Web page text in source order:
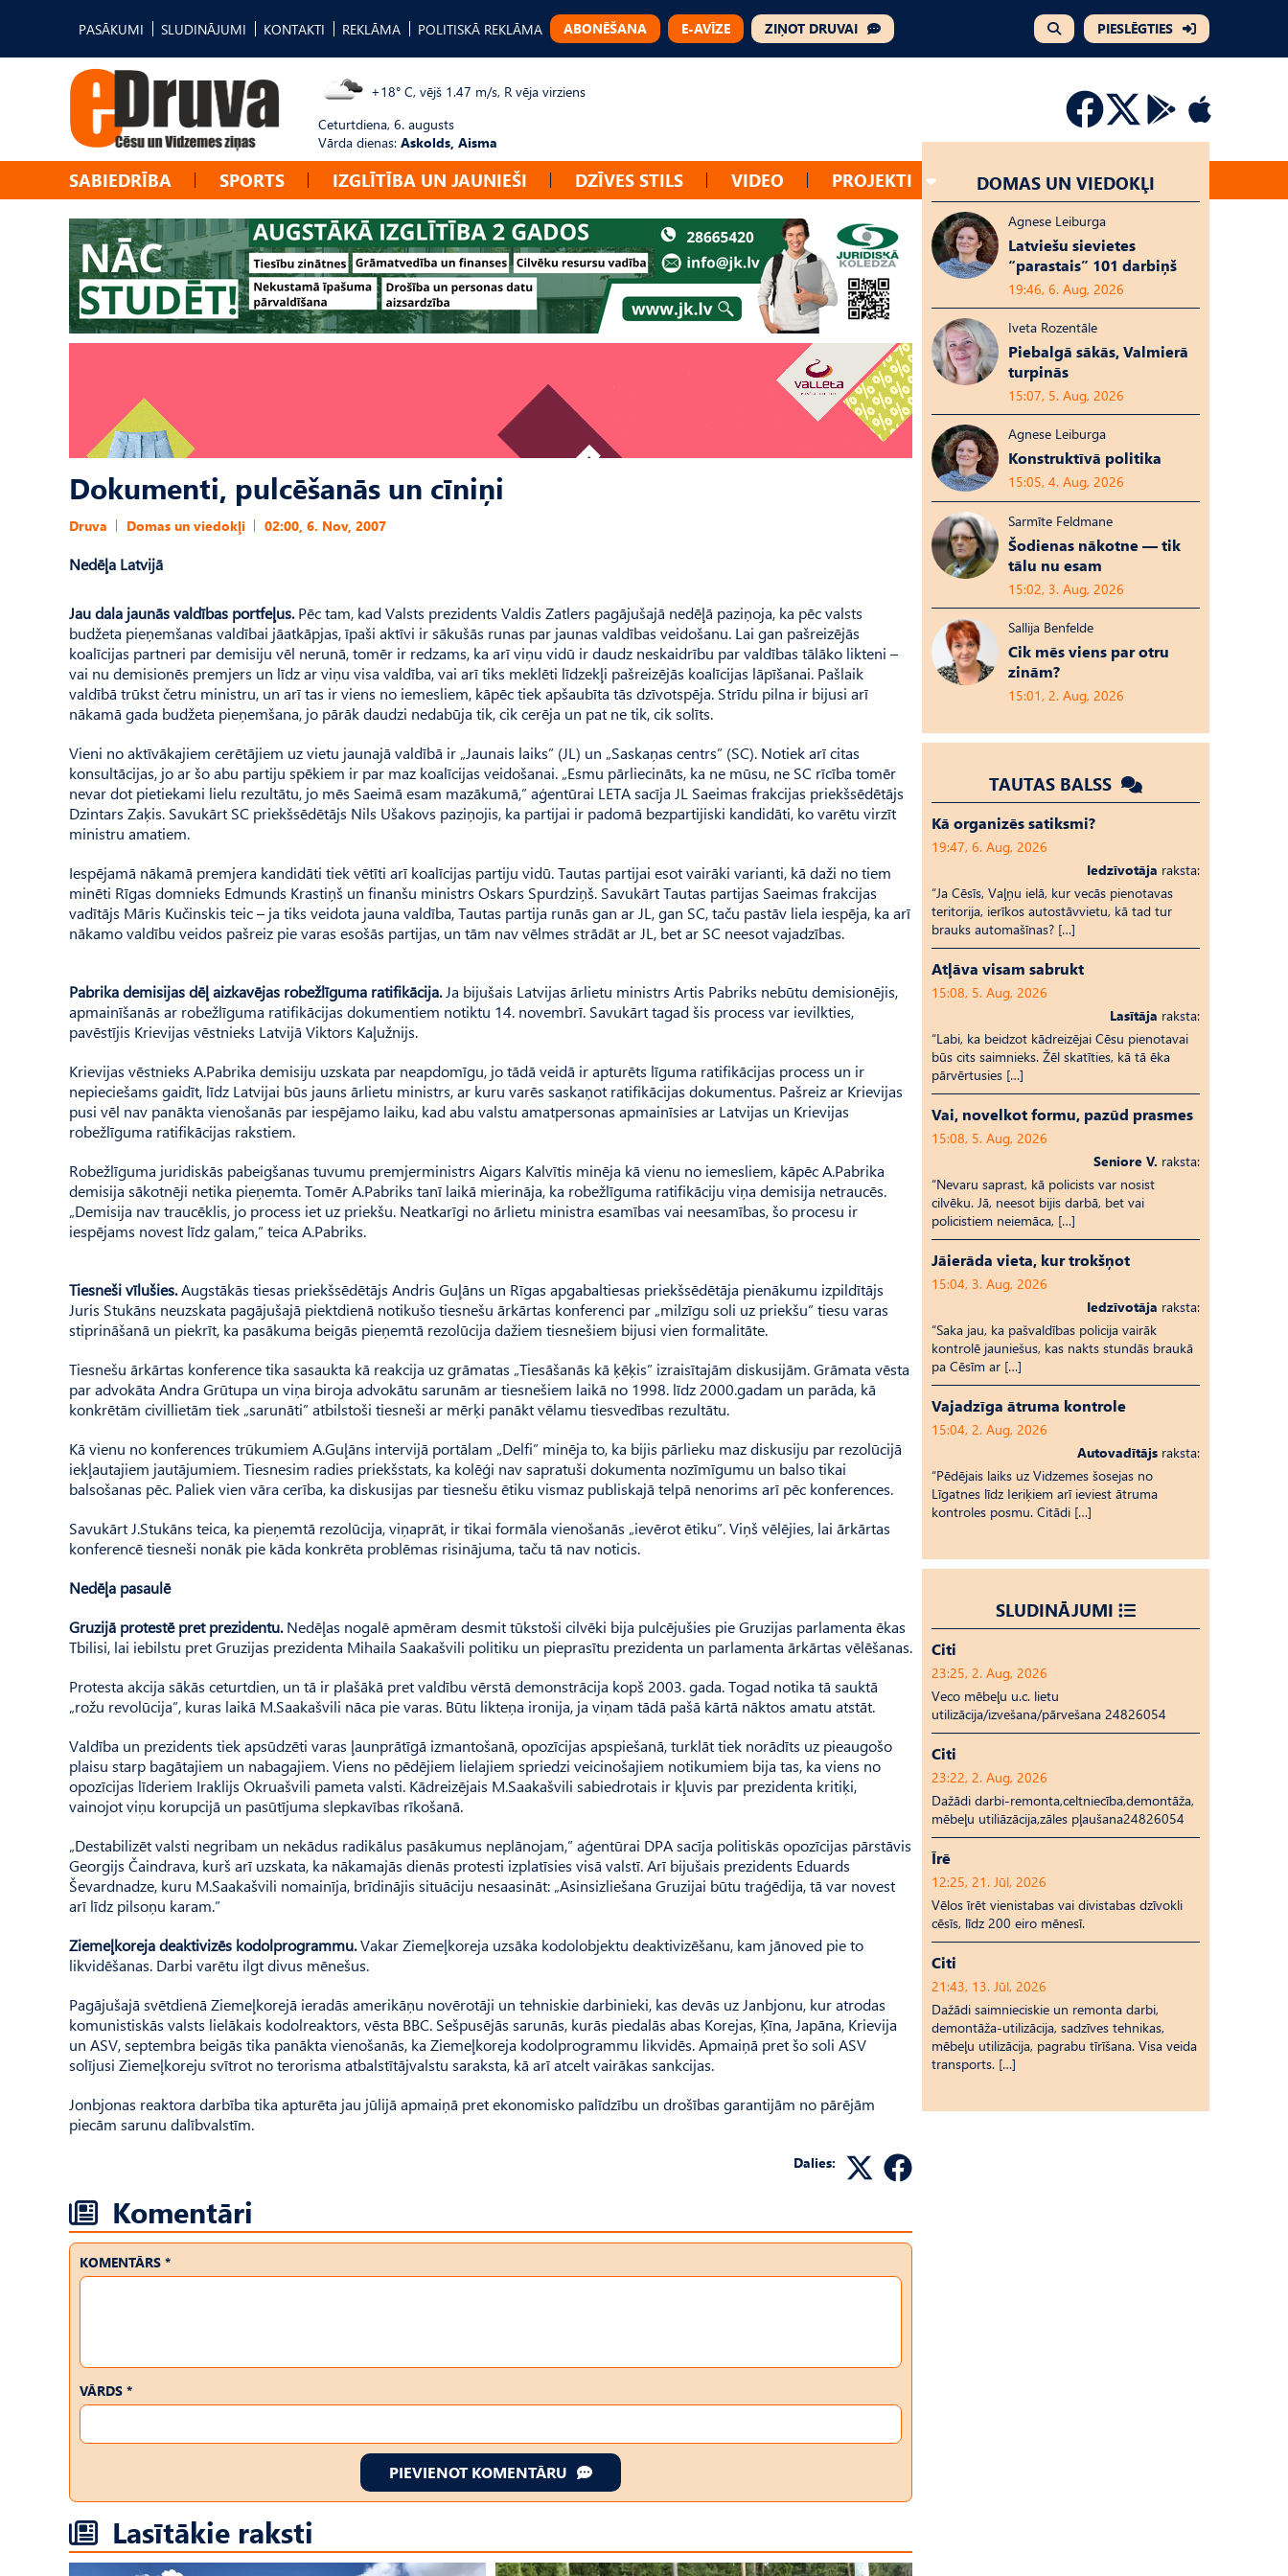
PASĀKUMI SLUDINĀJUMI KONTAKTI REKLĀMA POLITISKĀ REKLĀMA ABONĒŠANA E-AVĪZE ZIŅOT DRUVAI PIESLĒGTIES
+18° C, vējš 1.47 m/s, R vēja virziens
Ceturtdiena, 6. augusts
Vārda dienas: Askolds, Aisma
SABIEDRĪBA SPORTS IZGLĪTĪBA UN JAUNIEŠI DZĪVES STILS VIDEO PROJEKTI
Dokumenti, pulcēšanās un cīniņi
Druva Domas un viedokļi 02:00, 6. Nov, 2007
Nedēļa Latvijā
Jau dala jaunās valdības portfeļus.Pēc tam, kad Valsts prezidents Valdis Zatlers pagājušajā nedēļā paziņoja, ka pēc valsts
budžeta pieņemšanas valdībai jāatkāpjas, īpaši aktīvi ir sākušās runas par jaunas valdības veidošanu. Lai gan pašreizējās
koalīcijas partneri par demisiju vēl nerunā, tomēr ir redzams, ka arī viņu vidū ir daudz neskaidrību par valdības tālāko likteni –
vai nu demisionēs premjers un līdz ar viņu visa valdība, vai arī tiks meklēti līdzekļi pašreizējās koalīcijas lāpīšanai. Pašlaik
valdībā trūkst četru ministru, un arī tas ir viens no iemesliem, kāpēc tiek apšaubīta tās dzīvotspēja. Strīdu pilna ir bijusi arī
nākamā gada budžeta pieņemšana, jo pārāk daudzi nedabūja tik, cik cerēja un pat ne tik, cik solīts.
Vieni no aktīvākajiem cerētājiem uz vietu jaunajā valdībā ir „Jaunais laiks” (JL) un „Saskaņas centrs” (SC). Notiek arī citas
konsultācijas, jo ar šo abu partiju spēkiem ir par maz koalīcijas veidošanai. „Esmu pārliecināts, ka ne mūsu, ne SC rīcība tomēr
nevar dot pietiekami lielu rezultātu, jo mēs Saeimā esam mazākumā,” aģentūrai LETA sacīja JL Saeimas frakcijas priekšsēdētājs
Dzintars Zaķis. Savukārt SC priekšsēdētājs Nils Ušakovs paziņojis, ka partijai ir padomā bezpartijiski kandidāti, ko varētu virzīt
ministru amatiem.
Iespējamā nākamā premjera kandidāti tiek vētīti arī koalīcijas partiju vidū. Tautas partijai esot vairāki varianti, kā daži no tiem
minēti Rīgas domnieks Edmunds Krastiņš un finanšu ministrs Oskars Spurdziņš. Savukārt Tautas partijas Saeimas frakcijas
vadītājs Māris Kučinskis teic – ja tiks veidota jauna valdība, Tautas partija runās gan ar JL, gan SC, taču pastāv liela iespēja, ka arī
nākamo valdību veidos pašreiz pie varas esošās partijas, un tām nav vēlmes strādāt ar JL, bet ar SC neesot vajadzības.
Pabrika demisijas dēļ aizkavējas robežlīguma ratifikācija. Ja bijušais Latvijas ārlietu ministrs Artis Pabriks nebūtu demisionējis,
apmainīšanās ar robežlīguma ratifikācijas dokumentiem notiktu 14. novembrī. Savukārt tagad šis process var ievilkties,
pavēstījis Krievijas vēstnieks Latvijā Viktors Kaļužnijs.
Krievijas vēstnieks A.Pabrika demisiju uzskata par neapdomīgu, jo tādā veidā ir apturēts līguma ratifikācijas process un ir
nepieciešams gaidīt, līdz Latvijai būs jauns ārlietu ministrs, ar kuru varēs saskaņot ratifikācijas dokumentus. Pašreiz ar Krievijas
pusi vēl nav panākta vienošanās par iespējamo laiku, kad abu valstu amatpersonas apmainīsies ar Latvijas un Krievijas
robežlīguma ratifikācijas rakstiem.
Robežlīguma juridiskās pabeigšanas tuvumu premjerministrs Aigars Kalvītis minēja kā vienu no iemesliem, kāpēc A.Pabrika
demisija sākotnēji netika pieņemta. Tomēr A.Pabriks tanī laikā mierināja, ka robežlīguma ratifikāciju viņa demisija netraucēs.
„Demisija nav traucēklis, jo process iet uz priekšu. Neatkarīgi no ārlietu ministra esamības vai neesamības, šo procesu ir
iespējams novest līdz galam,” teica A.Pabriks.
Tiesneši vīlušies.Augstākās tiesas priekšsēdētājs Andris Guļāns un Rīgas apgabaltiesas priekšsēdētāja pienākumu izpildītājs
Juris Stukāns neuzskata pagājušajā piektdienā notikušo tiesnešu ārkārtas konferenci par „milzīgu soli uz priekšu” tiesu varas
stiprināšanā un piekrīt, ka pasākuma beigās pieņemtā rezolūcija dažiem tiesnešiem bijusi vien formalitāte.
Tiesnešu ārkārtas konference tika sasaukta kā reakcija uz grāmatas „Tiesāšanās kā ķēķis” izraisītajām diskusijām. Grāmata vēsta
par advokāta Andra Grūtupa un viņa biroja advokātu sarunām ar tiesnešiem laikā no 1998. līdz 2000.gadam un parāda, kā
konkrētām civillietām tiek „sarunāti” atbilstoši tiesneši ar mērķi panākt vēlamu tiesvedības rezultātu.
Kā vienu no konferences trūkumiem A.Guļāns intervijā portālam „Delfi” minēja to, ka bijis pārlieku maz diskusiju par rezolūcijā
iekļautajiem jautājumiem. Tiesnesim radies priekšstats, ka kolēģi nav sapratuši dokumenta nozīmīgumu un balso tikai
balsošanas pēc. Paliek vien vāra cerība, ka diskusijas par tiesnešu ētiku vismaz publiskajā telpā nenorims arī pēc konferences.
Savukārt J.Stukāns teica, ka pieņemtā rezolūcija, viņaprāt, ir tikai formāla vienošanās „ievērot ētiku”. Viņš vēlējies, lai ārkārtas
konferencē tiesneši nonāk pie kāda konkrēta problēmas risinājuma, taču tā nav noticis.
Nedēļa pasaulē
Gruzijā protestē pret prezidentu.Nedēļas nogalē apmēram desmit tūkstoši cilvēki bija pulcējušies pie Gruzijas parlamenta ēkas
Tbilisi, lai iebilstu pret Gruzijas prezidenta Mihaila Saakašvili politiku un pieprasītu prezidenta un parlamenta ārkārtas vēlēšanas.
Protesta akcija sākās ceturtdien, un tā ir plašākā pret valdību vērstā demonstrācija kopš 2003. gada. Togad notika tā sauktā
„rožu revolūcija”, kuras laikā M.Saakašvili nāca pie varas. Būtu likteņa ironija, ja viņam tādā pašā kārtā nāktos amatu atstāt.
Valdība un prezidents tiek apsūdzēti varas ļaunprātīgā izmantošanā, opozīcijas apspiešanā, turklāt tiek norādīts uz pieaugošo
plaisu starp bagātajiem un nabagajiem. Viens no pēdējiem lielajiem spriedzi veicinošajiem notikumiem bija tas, ka viens no
opozīcijas līderiem Iraklijs Okruašvili pameta valsti. Kādreizējais M.Saakašvili sabiedrotais ir kļuvis par prezidenta kritiķi,
vainojot viņu korupcijā un pasūtījuma slepkavības rīkošanā.
„Destabilizēt valsti negribam un nekādus radikālus pasākumus neplānojam,” aģentūrai DPA sacīja politiskās opozīcijas pārstāvis
Georgijs Čaindrava, kurš arī uzskata, ka nākamajās dienās protesti izplatīsies visā valstī. Arī bijušais prezidents Eduards
Ševardnadze, kuru M.Saakašvili nomainīja, brīdinājis situāciju nesaasināt: „Asinsizliešana Gruzijai būtu traģēdija, tā var novest
arī līdz pilsoņu karam.”
Ziemeļkoreja deaktivizēs kodolprogrammu.Vakar Ziemeļkoreja uzsāka kodolobjektu deaktivizēšanu, kam jānoved pie to
likvidēšanas. Darbi varētu ilgt divus mēnešus.
Pagājušajā svētdienā Ziemeļkorejā ieradās amerikāņu novērotāji un tehniskie darbinieki, kas devās uz Janbjonu, kur atrodas
komunistiskās valsts lielākais kodolreaktors, vēsta BBC. Sešpusējās sarunās, kurās piedalās abas Korejas, Ķīna, Japāna, Krievija
un ASV, septembra beigās tika panākta vienošanās, ka Ziemeļkoreja kodolprogrammu likvidēs. Apmaiņā pret šo soli ASV
solījusi Ziemeļkoreju svītrot no terorisma atbalstītājvalstu saraksta, kā arī atcelt vairākas sankcijas.
Jonbjonas reaktora darbība tika apturēta jau jūlijā apmaiņā pret ekonomisko palīdzību un drošības garantijām no pārējām
piecām sarunu dalībvalstīm.
Dalies:
Komentāri
KOMENTĀRS *
VĀRDS *
PIEVIENOT KOMENTĀRU
Lasītākie raksti
DOMAS UN VIEDOKĻI
Agnese Leiburga
Latviešu sievietes
“parastais” 101 darbiņš
19:46, 6. Aug, 2026
Iveta Rozentāle
Piebalgā sākās, Valmierā
turpinās
15:07, 5. Aug, 2026
Agnese Leiburga
Konstruktīvā politika
15:05, 4. Aug, 2026
Sarmīte Feldmane
Šodienas nākotne — tik
tālu nu esam
15:02, 3. Aug, 2026
Sallija Benfelde
Cik mēs viens par otru
zinām?
15:01, 2. Aug, 2026
TAUTAS BALSS
Kā organizēs satiksmi?
19:47, 6. Aug, 2026
Iedzīvotāja raksta:
“Ja Cēsīs, Vaļņu ielā, kur vecās pienotavas
teritorija, ierīkos autostāvvietu, kā tad tur
brauks automašīnas? […]
Atļāva visam sabrukt
15:08, 5. Aug, 2026
Lasītāja raksta:
“Labi, ka beidzot kādreizējai Cēsu pienotavai
būs cits saimnieks. Žēl skatīties, kā tā ēka
pārvērtusies […]
Vai, novelkot formu, pazūd prasmes
15:08, 5. Aug, 2026
Seniore V. raksta:
“Nevaru saprast, kā policists var nosist
cilvēku. Jā, neesot bijis darbā, bet vai
policistiem neiemāca, […]
Jāierāda vieta, kur trokšņot
15:04, 3. Aug, 2026
Iedzīvotāja raksta:
“Saka jau, ka pašvaldības policija vairāk
kontrolē jauniešus, kas nakts stundās braukā
pa Cēsīm ar […]
Vajadzīga ātruma kontrole
15:04, 2. Aug, 2026
Autovadītājs raksta:
“Pēdējais laiks uz Vid­ze­mes šosejas no
Līgatnes līdz Ieriķiem arī ieviest ātruma
kontroles posmu. Citādi […]
SLUDINĀJUMI
Citi
23:25, 2. Aug, 2026
Veco mēbeļu u.c. lietu
utilizācija/izvešana/pārvešana 24826054
Citi
23:22, 2. Aug, 2026
Dažādi darbi-remonta,celtniecība,demontāža,
mēbeļu utiliāzācija,zāles pļaušana24826054
Īrē
12:25, 21. Jūl, 2026
Vēlos īrēt vienistabas vai divistabas dzīvokli
cēsīs, līdz 200 eiro mēnesī.
Citi
21:43, 13. Jūl, 2026
Dažādi saimnieciskie un remonta darbi,
demontāža-utilizācija, sadzīves tehnikas,
mēbeļu utilizācija, pagrabu tīrīšana. Visa veida
transports. […]